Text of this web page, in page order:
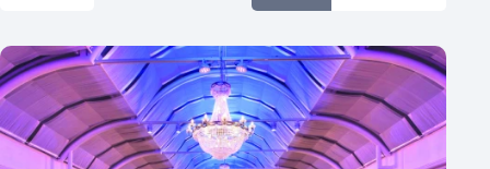
Aantal zalen
1 - 5 zalen
6 - 10 zalen